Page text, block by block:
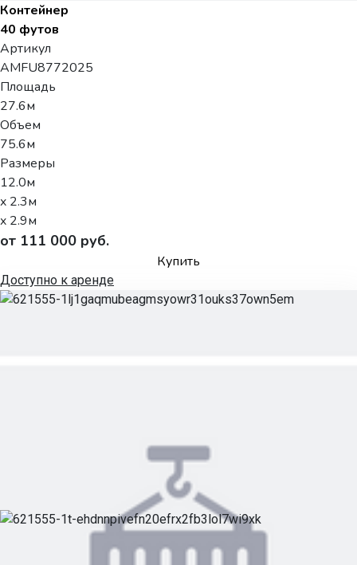
Контейнер
40 футов
Артикул
AMFU8772025
Площадь
27.6м
Объем
75.6м
Размеры
12.0м
x 2.3м
x 2.9м
от 111 000 руб.
Купить
Доступно к аренде